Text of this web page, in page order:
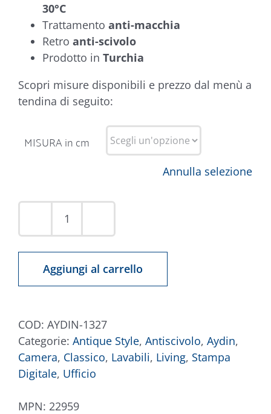
30°C
Trattamento anti-macchia
Retro anti-scivolo
Prodotto in Turchia
Scopri misure disponibili e prezzo dal menù a
tendina di seguito:
MISURA in cm
Annulla selezione
Tappeto
quantità
Aggiungi al carrello
COD: AYDIN-1327
Categorie: Antique Style, Antiscivolo, Aydin,
Camera, Classico, Lavabili, Living, Stampa
Digitale, Ufficio
MPN: 22959